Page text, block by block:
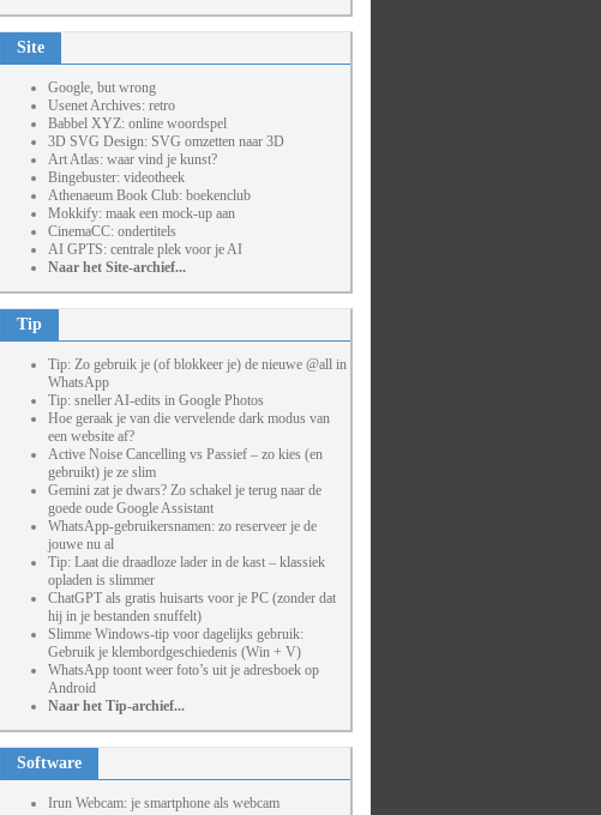
Site
Google, but wrong
Usenet Archives: retro
Babbel XYZ: online woordspel
3D SVG Design: SVG omzetten naar 3D
Art Atlas: waar vind je kunst?
Bingebuster: videotheek
Athenaeum Book Club: boekenclub
Mokkify: maak een mock-up aan
CinemaCC: ondertitels
AI GPTS: centrale plek voor je AI
Naar het Site-archief...
Tip
Tip: Zo gebruik je (of blokkeer je) de nieuwe @all in
WhatsApp
Tip: sneller AI-edits in Google Photos
Hoe geraak je van die vervelende dark modus van
een website af?
Active Noise Cancelling vs Passief – zo kies (en
gebruikt) je ze slim
Gemini zat je dwars? Zo schakel je terug naar de
goede oude Google Assistant
WhatsApp-gebruikersnamen: zo reserveer je de
jouwe nu al
Tip: Laat die draadloze lader in de kast – klassiek
opladen is slimmer
ChatGPT als gratis huisarts voor je PC (zonder dat
hij in je bestanden snuffelt)
Slimme Windows-tip voor dagelijks gebruik:
Gebruik je klembordgeschiedenis (Win + V)
WhatsApp toont weer foto’s uit je adresboek op
Android
Naar het Tip-archief...
Software
Irun Webcam: je smartphone als webcam